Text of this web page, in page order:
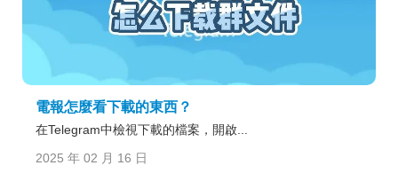
電報怎麼看下載的東西？
在Telegram中檢視下載的檔案，開啟...
2025 年 02 月 16 日